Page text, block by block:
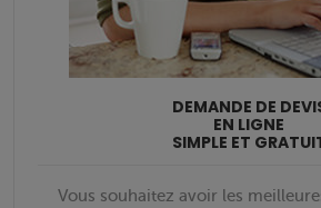
DEMANDE DE
EN LIGNE
SIMPLE ET
Vous souhaitez avoir les